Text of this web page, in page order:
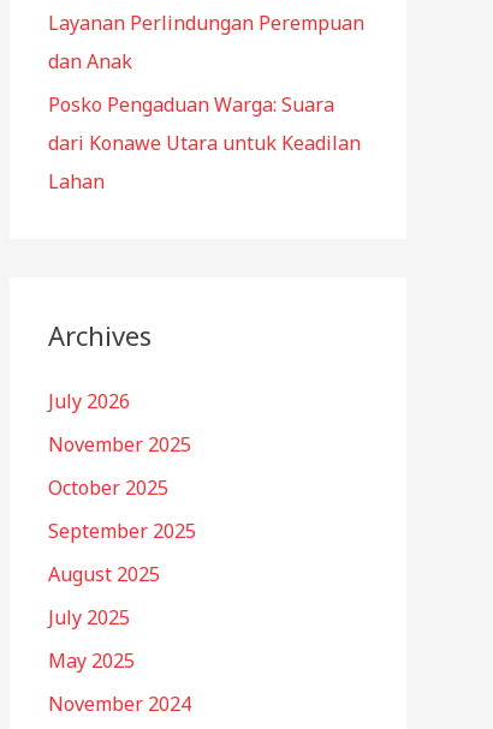
Layanan Perlindungan Perempuan
dan Anak
Posko Pengaduan Warga: Suara
dari Konawe Utara untuk Keadilan
Lahan
Archives
July 2026
November 2025
October 2025
September 2025
August 2025
July 2025
May 2025
November 2024